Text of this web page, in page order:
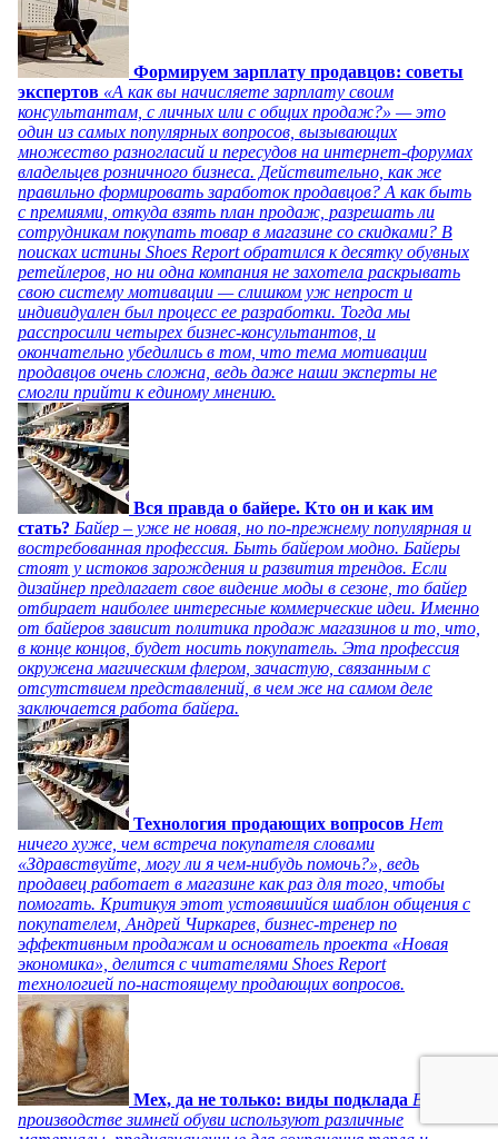
Формируем зарплату продавцов: советы
экспертов «А как вы начисляете зарплату своим
консультантам, с личных или с общих продаж?» — это
один из самых популярных вопросов, вызывающих
множество разногласий и пересудов на интернет-форумах
владельцев розничного бизнеса. Действительно, как же
правильно формировать заработок продавцов? А как быть
с премиями, откуда взять план продаж, разрешать ли
сотрудникам покупать товар в магазине со скидками? В
поисках истины Shoes Report обратился к десятку обувных
ретейлеров, но ни одна компания не захотела раскрывать
свою систему мотивации — слишком уж непрост и
индивидуален был процесс ее разработки. Тогда мы
расспросили четырех бизнес-консультантов, и
окончательно убедились в том, что тема мотивации
продавцов очень сложна, ведь даже наши эксперты не
смогли прийти к единому мнению.
Вся правда о байере. Кто он и как им
стать? Байер – уже не новая, но по-прежнему популярная и
востребованная профессия. Быть байером модно. Байеры
стоят у истоков зарождения и развития трендов. Если
дизайнер предлагает свое видение моды в сезоне, то байер
отбирает наиболее интересные коммерческие идеи. Именно
от байеров зависит политика продаж магазинов и то, что,
в конце концов, будет носить покупатель. Эта профессия
окружена магическим флером, зачастую, связанным с
отсутствием представлений, в чем же на самом деле
заключается работа байера.
Технология продающих вопросов Нет
ничего хуже, чем встреча покупателя словами
«Здравствуйте, могу ли я чем-нибудь помочь?», ведь
продавец работает в магазине как раз для того, чтобы
помогать. Критикуя этот устоявшийся шаблон общения с
покупателем, Андрей Чиркарев, бизнес-тренер по
эффективным продажам и основатель проекта «Новая
экономика», делится с читателями Shoes Report
технологией по-настоящему продающих вопросов.
Мех, да не только: виды подклада В
производстве зимней обуви используют различные